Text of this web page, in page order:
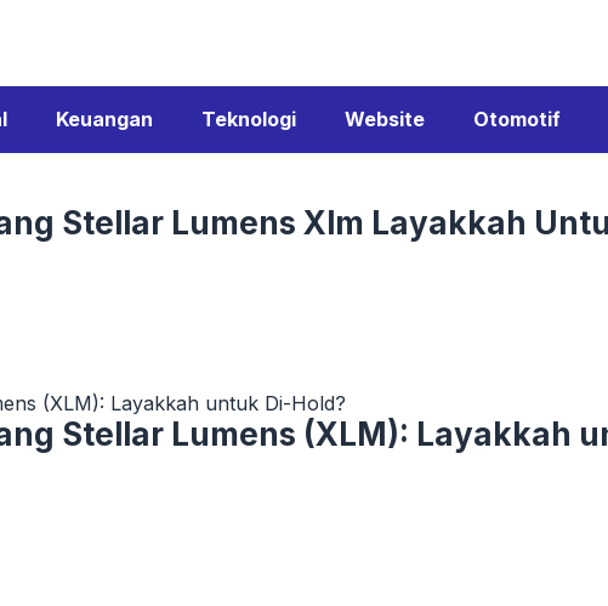
Keuangan Teknologi Website Otomotif
Stellar Lumens Xlm Layakkah
(XLM): Layakkah untuk Di-Hold?
Stellar Lumens (XLM): Layakkah